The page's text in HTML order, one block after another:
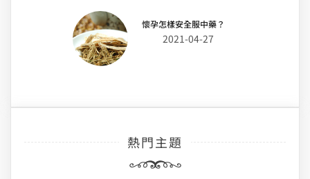
懷孕怎樣安全服中藥？
2021-04-27
熱門主題